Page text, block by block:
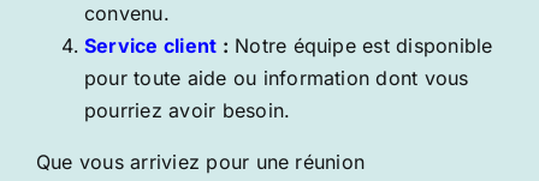
convenu.
Service client : Notre équipe est disponible
pour toute aide ou information dont vous
pourriez avoir besoin.
Que vous arriviez pour une réunion